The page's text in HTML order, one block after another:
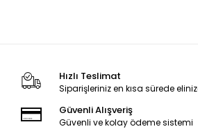
Hızlı Teslimat
Siparişleriniz en kısa sürede
Güvenli Alışveriş
Güvenli ve kolay ödeme sistemi